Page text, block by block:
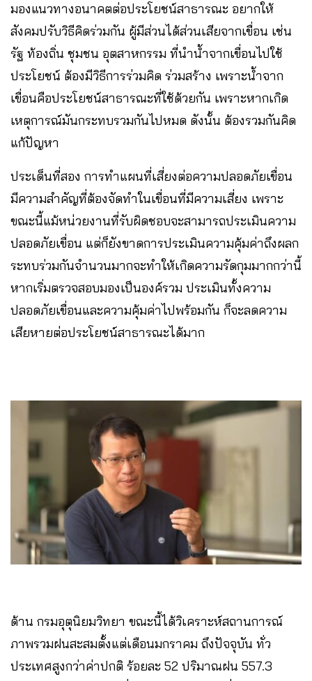
มองแนวทางอนาคตต่อประโยชน์สาธารณะ อยากให้
สังคมปรับวิธีคิดร่วมกัน ผู้มีส่วนได้ส่วนเสียจากเขื่อน เช่น
รัฐ ท้องถิ่น ชุมชน อุตสาหกรรม ที่นำน้ำจากเขื่อนไปใช้
ประโยชน์ ต้องมีวิธีการร่วมคิด ร่วมสร้าง เพราะน้ำจาก
เขื่อนคือประโยชน์สาธารณะที่ใช้ด้วยกัน เพราะหากเกิด
เหตุการณ์มันกระทบรวมกันไปหมด ดังนั้น ต้องรวมกันคิด
แก้ปัญหา
ประเด็นที่สอง การทำแผนที่เสี่ยงต่อความปลอดภัยเขื่อน
มีความสำคัญที่ต้องจัดทำในเขื่อนที่มีความเสี่ยง เพราะ
ขณะนี้แม้หน่วยงานที่รับผิดชอบจะสามารถประเมินความ
ปลอดภัยเขื่อน แต่ก็ยังขาดการประเมินความคุ้มค่าถึงผลก
ระทบร่วมกันจำนวนมากจะทำให้เกิดความรัดกุมมากกว่านี้
หากเริ่มตรวจสอบมองเป็นองค์รวม ประเมินทั้งความ
ปลอดภัยเขื่อนและความคุ้มค่าไปพร้อมกัน ก็จะลดความ
เสียหายต่อประโยชน์สาธารณะได้มาก
ด้าน กรมอุตุนิยมวิทยา ขณะนี้ได้วิเคราะห์สถานการณ์
ภาพรวมฝนสะสมตั้งแต่เดือนมกราคม ถึงปัจจุบัน ทั่ว
ประเทศสูงกว่าค่าปกติ ร้อยละ 52 ปริมาณฝน 557.3